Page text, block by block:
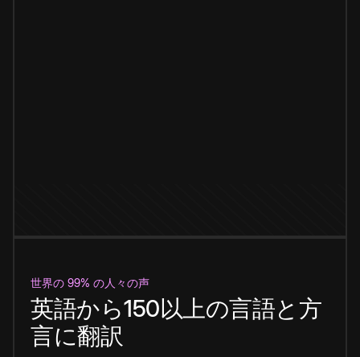
世界の 99% の人々の声
英語から150以上の言語と方
言に翻訳